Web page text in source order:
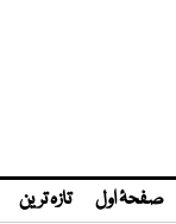
صفحۂ اول تازہ ترین